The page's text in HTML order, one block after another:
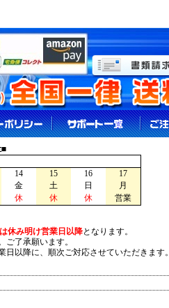
14 15 16
17
金 土 日
月
休 休 休
営業
休み明け営業日以降となります。
了承願います。
以降に、順次ご対応させていただきます。